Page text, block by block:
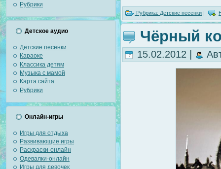
Рубрики
Детское аудио
Детские песенки
Караоке
Классика детям
Музыка с мамой
Карта сайта
Рубрики
Онлайн-игры
Игры для отдыха
Развивающие игры
Раскраски-онлайн
Одевалки-онлайн
Игры для девочек
Рубрика: Детские песенки |
Чёрный
15.02.2012 |